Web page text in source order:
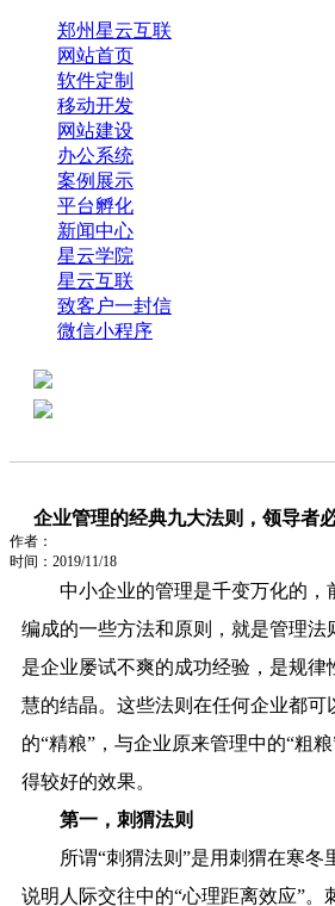
郑州星云互联
网站首页
软件定制
移动开发
网站建设
办公系统
案例展示
平台孵化
新闻中心
星云学院
星云互联
致客户一封信
微信小程序
企业管理的经典九大法则，领导者
作者：
时间：2019/11/18
中小企业的管理是千变万化的，
编成的一些方法和原则，就是管理法
是企业屡试不爽的成功经验，是规律
慧的结晶。这些法则在任何企业都可
的“精粮”，与企业原来管理中的“粗
得较好的效果。
第一，刺猬法则
所谓“刺猬法则”是用刺猬在寒冬
说明人际交往中的“心理距离效应”。